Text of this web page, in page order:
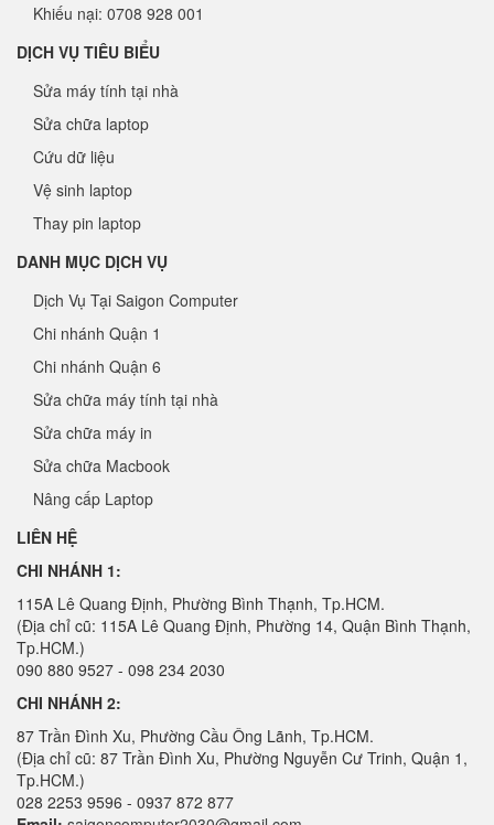
Khiếu nại: 0708 928 001
DỊCH VỤ TIÊU BIỂU
Sửa máy tính tại nhà
Sửa chữa laptop
Cứu dữ liệu
Vệ sinh laptop
Thay pin laptop
DANH MỤC DỊCH VỤ
Dịch Vụ Tại Saigon Computer
Chi nhánh Quận 1
Chi nhánh Quận 6
Sửa chữa máy tính tại nhà
Sửa chữa máy in
Sửa chữa Macbook
Nâng cấp Laptop
LIÊN HỆ
CHI NHÁNH 1:
115A Lê Quang Định, Phường Bình Thạnh, Tp.HCM.
(Địa chỉ cũ: 115A Lê Quang Định, Phường 14, Quận Bình Thạnh,
Tp.HCM.)
090 880 9527 - 098 234 2030
CHI NHÁNH 2:
87 Trần Đình Xu, Phường Cầu Ông Lãnh, Tp.HCM.
(Địa chỉ cũ: 87 Trần Đình Xu, Phường Nguyễn Cư Trinh, Quận 1,
Tp.HCM.)
028 2253 9596 - 0937 872 877